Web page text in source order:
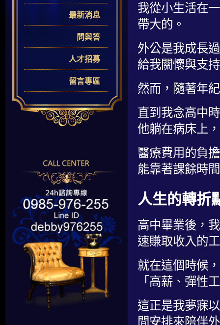
最新消息
問與答
人才招募
留言專區
我從小生活在
帶大的。
外公是我成長
給我關懷與支
然而，隨著年
直到我念高中
他躺在病床上
醫療費用的負
能靠著課餘時
人生的轉折
高中畢業後，
速賺取收入的
就在這個時候
「高薪、彈性
這正是我夢寐
間安排來陪伴